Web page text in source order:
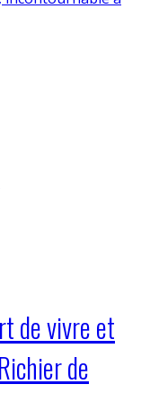
de vivre et
de